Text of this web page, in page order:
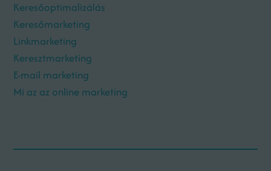
Keresőoptimalizálás
Keresőmarketing
Linkmarketing
Keresztmarketing
E-mail marketing
Mi az az online marketing